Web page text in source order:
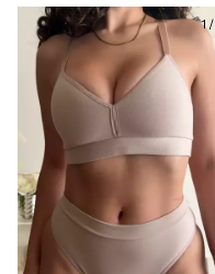
1 /